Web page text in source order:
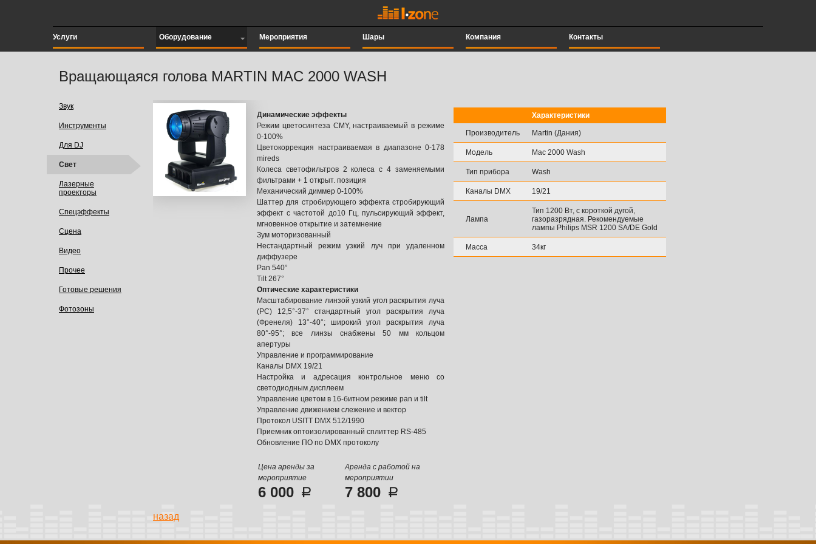
Услуги Оборудование Мероприятия Шары Компания Контакты
Вращающаяся голова MARTIN MAC 2000 WASH
Звук
Инструменты
Для DJ
Свет
Лазерные
проекторы
Спецэффекты
Сцена
Видео
Прочее
Готовые решения
Фотозоны
Характеристики
Производитель Маrtin (Дания)
Модель Мac 2000 Wash
Тип прибора Wash
Каналы DMX 19/21
Лампа
Тип 1200 Вт, с короткой дугой,
газоразрядная. Рекомендуемые
лампы Philips MSR 1200 SA/DE Gold
Масса 34кг
Динамические эффекты
Режим цветосинтеза CMY, настраиваемый в режиме
0-100%
Цветокоррекция настраиваемая в диапазоне 0-178
mireds
Колеса светофильтров 2 колеса с 4 заменяемыми
фильтрами + 1 открыт. позиция
Механический диммер 0-100%
Шаттер для стробирующего эффекта стробирующий
эффект с частотой до10 Гц, пульсирующий эффект,
мгновенное открытие и затемнение
Зум моторизованный
Нестандартный режим узкий луч при удаленном
диффузере
Pan 540°
Tilt 267°
Оптические характеристики
Масштабирование линзой узкий угол раскрытия луча
(PC) 12,5°-37° стандартный угол раскрытия луча
(Френеля) 13°-40°; широкий угол раскрытия луча
80°-95°; все линзы снабжены 50 мм кольцом
апертуры
Управление и программирование
Каналы DMX 19/21
Настройка и адресация контрольное меню со
светодиодным дисплеем
Управление цветом в 16-битном режиме pan и tilt
Управление движением слежение и вектор
Протокол USITT DMX 512/1990
Приемник оптоизолированный сплиттер RS-485
Обновление ПО по DMX протоколу
Цена аренды за
мероприятие
Аренда с работой на
мероприятии
6 000 7 800
назад